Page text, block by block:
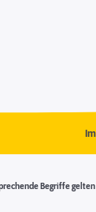
Begriffe